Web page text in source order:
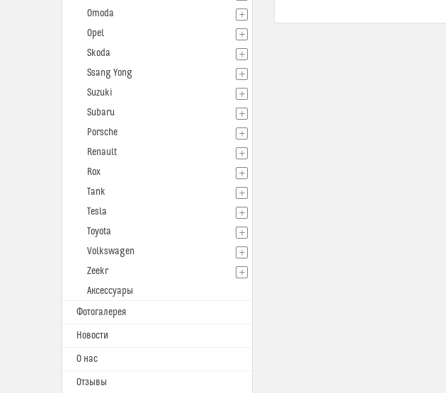
Omoda
Opel
Skoda
Ssang Yong
Suzuki
Subaru
Porsche
Renault
Rox
Tank
Tesla
Toyota
Volkswagen
Zeekr
Аксессуары
Фотогалерея
Новости
О нас
Отзывы